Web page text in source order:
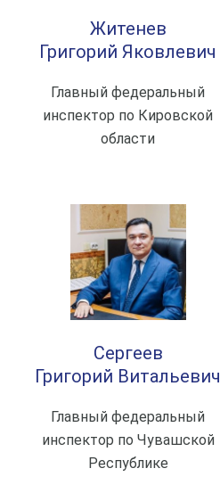
Житенев
Григорий Яковлевич
Главный федеральный
инспектор по Кировской
области
Сергеев
Григорий Витальевич
Главный федеральный
инспектор по Чувашской
Республике